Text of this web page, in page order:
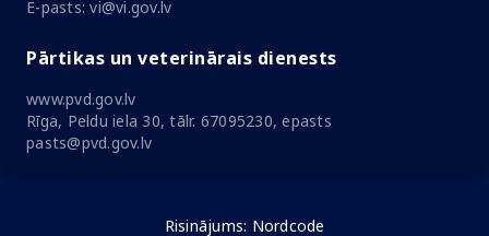
E-pasts: vi@vi.gov.lv
Pārtikas un veterinārais dienests
www.pvd.gov.lv
Rīga, Peldu iela 30, tālr. 67095230, epasts
pasts@pvd.gov.lv
Risinājums: Nordcode